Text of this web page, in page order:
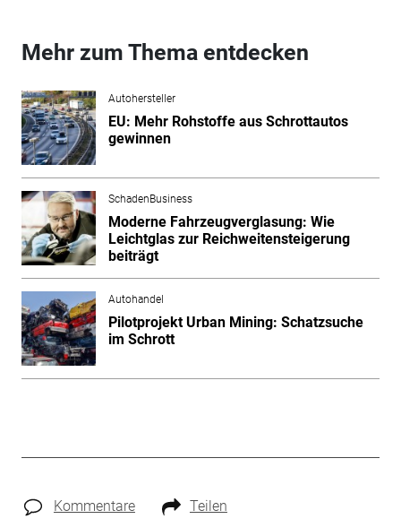
Mehr zum Thema entdecken
Autohersteller
EU: Mehr Rohstoffe aus Schrottautos
gewinnen
SchadenBusiness
Moderne Fahrzeugverglasung: Wie
Leichtglas zur Reichweitensteigerung
beiträgt
Autohandel
Pilotprojekt Urban Mining: Schatzsuche
im Schrott
Kommentare Teilen